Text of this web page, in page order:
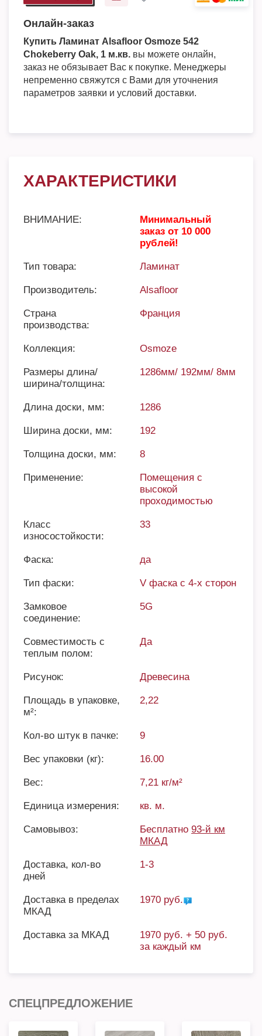
Онлайн-заказ
Купить Ламинат Alsafloor Osmoze 542
Chokeberry Oak, 1 м.кв. вы можете онлайн,
заказ не обязывает Вас к покупке. Менеджеры
непременно свяжутся с Вами для уточнения
параметров заявки и условий доставки.
ХАРАКТЕРИСТИКИ
ВНИМАНИЕ:
Минимальный
заказ от 10 000
рублей!
Тип товара: Ламинат
Производитель: Alsafloor
Страна
производства:
Франция
Коллекция: Osmoze
Размеры длина/
ширина/толщина:
1286мм/ 192мм/ 8мм
Длина доски, мм: 1286
Ширина доски, мм: 192
Толщина доски, мм: 8
Применение:
Помещения с
высокой
проходимостью
Класс
износостойкости:
33
Фаска: да
Тип фаски: V фаска с 4-х сторон
Замковое
соединение:
5G
Совместимость с
теплым полом:
Да
Рисунок: Древесина
Площадь в упаковке,
м²:
2,22
Кол-во штук в пачке: 9
Вес упаковки (кг): 16.00
Вес: 7,21 кг/м²
Единица измерения: кв. м.
Самовывоз: Бесплатно 93-й км
МКАД
Доставка, кол-во
дней
1-3
Доставка в пределах
МКАД
1970 руб.
Доставка за МКАД
1970 руб. + 50 руб.
за каждый км
СПЕЦПРЕДЛОЖЕНИЕ